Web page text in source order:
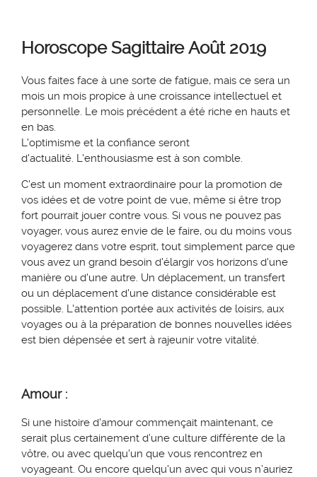
Horoscope SagittaireAoût 2019
Vous faites face à une sorte de fatigue, mais ce sera un
mois un mois propice à une croissance intellectuel et
personnelle. Le mois précédent a été riche en hauts et
en bas.
L'optimisme et la confiance seront
d'actualité. L'enthousiasme est à son comble.
C'est un moment extraordinaire pour la promotion de
vos idées et de votre point de vue, même si être trop
fort pourrait jouer contre vous. Si vous ne pouvez pas
voyager, vous aurez envie de le faire, ou du moins vous
voyagerez dans votre esprit, tout simplement parce que
vous avez un grand besoin d'élargir vos horizons d'une
manière ou d'une autre. Un déplacement, un transfert
ou un déplacement d'une distance considérable est
possible. L'attention portée aux activités de loisirs, aux
voyages ou à la préparation de bonnes nouvelles idées
est bien dépensée et sert à rajeunir votre vitalité.
Amour :
Si une histoire d'amour commençait maintenant, ce
serait plus certainement d’une culture différente de la
vôtre, ou avec quelqu'un que vous rencontrez en
voyageant. Ou encore quelqu'un avec qui vous n’auriez